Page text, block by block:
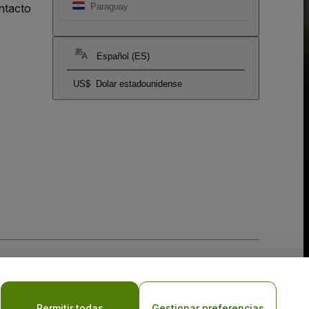
Paraguay
Español (ES)
US$ Dolar estadounidense
laPolítica de Privacidad para Móviles